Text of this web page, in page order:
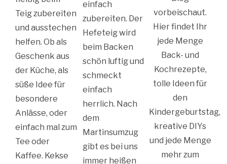
Teig zubereiten
und ausstechen
helfen. Ob als
Geschenk aus
der Küche, als
süße Idee für
besondere
Anlässe, oder
einfach mal zum
Tee oder
Kaffee. Kekse
einfach
zubereiten. Der
Hefeteig wird
beim Backen
schön luftig und
schmeckt
einfach
herrlich. Nach
dem
Martinsumzug
gibt es bei uns
immer heißen
vorbeischaut.
Hier findet Ihr
jede Menge
Back- und
Kochrezepte,
tolle Ideen für
den
Kindergeburtstag,
kreative DIYs
und jede Menge
mehr zum